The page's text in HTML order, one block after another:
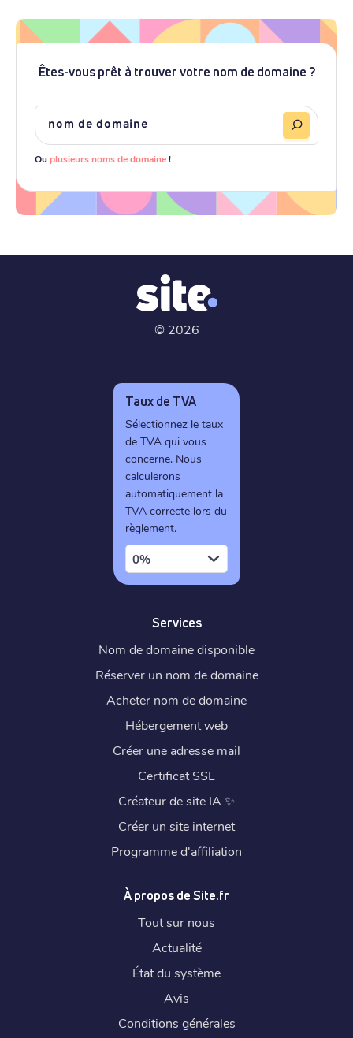
Êtes-vous prêt à trouver votre nom de domaine ?
Ouplusieurs noms de domaine!
© 2026
Taux de TVA
Sélectionnez le taux
de TVA qui vous
concerne. Nous
calculerons
automatiquement la
TVA correcte lors du
règlement.
0%
Services
Nom de domaine disponible
Réserver un nom de domaine
Acheter nom de domaine
Hébergement web
Créer une adresse mail
Certificat SSL
Créateur de site IA ✨
Créer un site internet
Programme d'affiliation
À propos de Site.fr
Tout sur nous
Actualité
État du système
Avis
Conditions générales